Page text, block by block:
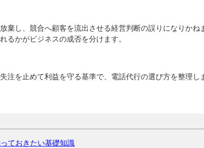
棄し、競合へ顧客を流出させる経営判断の誤りになりか
るかがビジネスの成否を分けます。
注を止めて利益を守る基準で、電話代行の選び方を整理
ておきたい基礎知識